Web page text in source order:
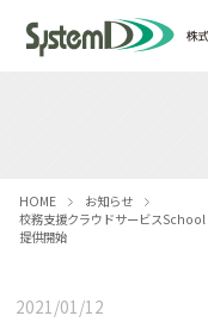
HOME
お知らせ
校務支援クラウドサービス
提供開始
2021/01/12